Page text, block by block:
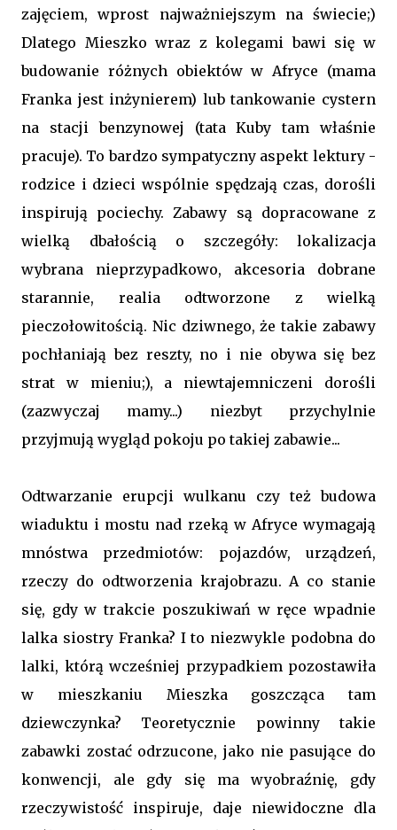
zajęciem, wprost najważniejszym na świecie;)
Dlatego Mieszko wraz z kolegami bawi się w
budowanie różnych obiektów w Afryce (mama
Franka jest inżynierem) lub tankowanie cystern
na stacji benzynowej (tata Kuby tam właśnie
pracuje). To bardzo sympatyczny aspekt lektury -
rodzice i dzieci wspólnie spędzają czas, dorośli
inspirują pociechy. Zabawy są dopracowane z
wielką dbałością o szczegóły: lokalizacja
wybrana nieprzypadkowo, akcesoria dobrane
starannie, realia odtworzone z wielką
pieczołowitością. Nic dziwnego, że takie zabawy
pochłaniają bez reszty, no i nie obywa się bez
strat w mieniu;), a niewtajemniczeni dorośli
(zazwyczaj mamy...) niezbyt przychylnie
przyjmują wygląd pokoju po takiej zabawie...
Odtwarzanie erupcji wulkanu czy też budowa
wiaduktu i mostu nad rzeką w Afryce wymagają
mnóstwa przedmiotów: pojazdów, urządzeń,
rzeczy do odtworzenia krajobrazu. A co stanie
się, gdy w trakcie poszukiwań w ręce wpadnie
lalka siostry Franka? I to niezwykle podobna do
lalki, którą wcześniej przypadkiem pozostawiła
w mieszkaniu Mieszka goszcząca tam
dziewczynka? Teoretycznie powinny takie
zabawki zostać odrzucone, jako nie pasujące do
konwencji, ale gdy się ma wyobraźnię, gdy
rzeczywistość inspiruje, daje niewidoczne dla